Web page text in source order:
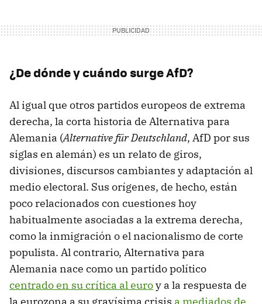
¿De dónde y cuándo surge AfD?
Al igual que otros partidos europeos de extrema
derecha, la corta historia de Alternativa para
Alemania (Alternative für Deutschland, AfD por sus
siglas en alemán) es un relato de giros,
divisiones, discursos cambiantes y adaptación al
medio electoral. Sus orígenes, de hecho, están
poco relacionados con cuestiones hoy
habitualmente asociadas a la extrema derecha,
como la inmigración o el nacionalismo de corte
populista. Al contrario, Alternativa para
Alemania nace como un partido político
centrado en su crítica al euroy a la respuesta de
la eurozona a su gravísima crisis a mediados de